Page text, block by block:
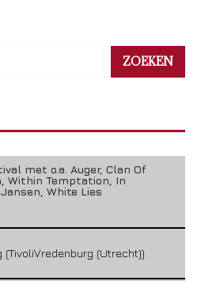
ZOEKEN
met o.a. Auger, Clan Of
Within Temptation, In
White Lies
(TivoliVredenburg (Utrecht))